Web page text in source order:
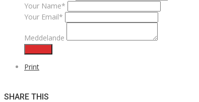
Your Name*
Your Email*
Meddelande
Print
SHARE THIS